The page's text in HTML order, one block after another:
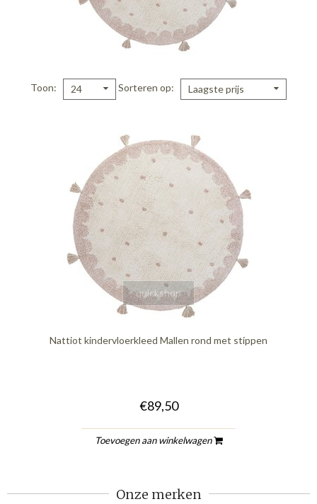
Toon 24 Sorteren op Laagste prijs
quickshop
Nattiot kindervloerkleed Mallen rond met stippen
€89,50
Toevoegen aan winkelwagen
Onze merken